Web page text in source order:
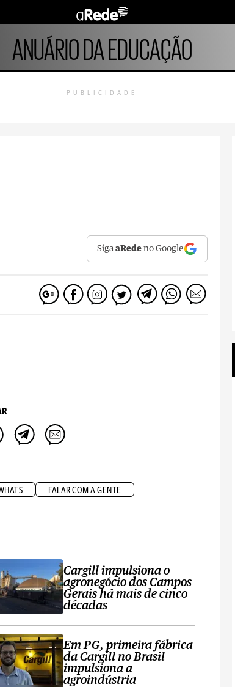
ANUÁRIO DA EDUCAÇÃO
PUBLICIDADE
SigaaRede no Google
FALAR COM A GENTE
Cargill impulsiona o
agronegócio dos Campos
Gerais há mais de cinco
décadas
Em PG, primeira fábrica
da Cargill no Brasil
impulsiona a
agroindústria